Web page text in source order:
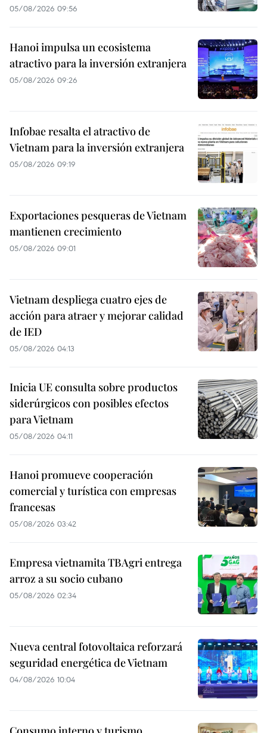
05/08/2026 09:56
Hanoi impulsa un ecosistema
atractivo para la inversión extranjera
05/08/2026 09:26
Infobae resalta el atractivo de
Vietnam para la inversión extranjera
05/08/2026 09:19
Exportaciones pesqueras de Vietnam
mantienen crecimiento
05/08/2026 09:01
Vietnam despliega cuatro ejes de
acción para atraer y mejorar calidad
de IED
05/08/2026 04:13
Inicia UE consulta sobre productos
siderúrgicos con posibles efectos
para Vietnam
05/08/2026 04:11
Hanoi promueve cooperación
comercial y turística con empresas
francesas
05/08/2026 03:42
Empresa vietnamita TBAgri entrega
arroz a su socio cubano
05/08/2026 02:34
Nueva central fotovoltaica reforzará
seguridad energética de Vietnam
04/08/2026 10:04